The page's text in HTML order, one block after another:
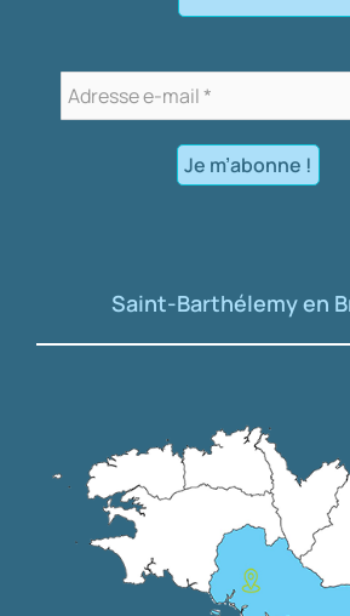
Saint-Barthélemy en